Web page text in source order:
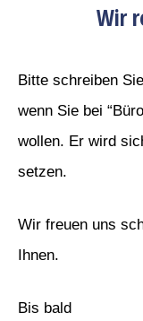
Wir
Bitte schreiben
wenn Sie bei
wollen. Er wird
setzen.
Wir freuen uns
Ihnen.
Bis bald